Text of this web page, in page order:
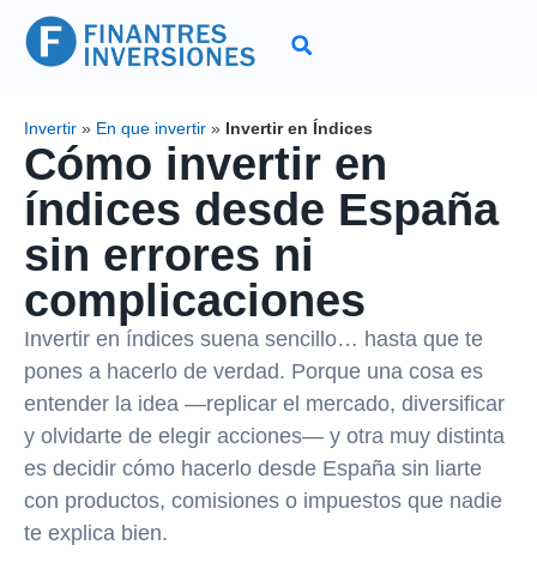
Invertir » En que invertir » Invertir en Índices
Cómo invertir en
índices desde España
sin errores ni
complicaciones
Invertir en índices suena sencillo… hasta que te
pones a hacerlo de verdad. Porque una cosa es
entender la idea —replicar el mercado, diversificar
y olvidarte de elegir acciones— y otra muy distinta
es decidir cómo hacerlo desde España sin liarte
con productos, comisiones o impuestos que nadie
te explica bien.